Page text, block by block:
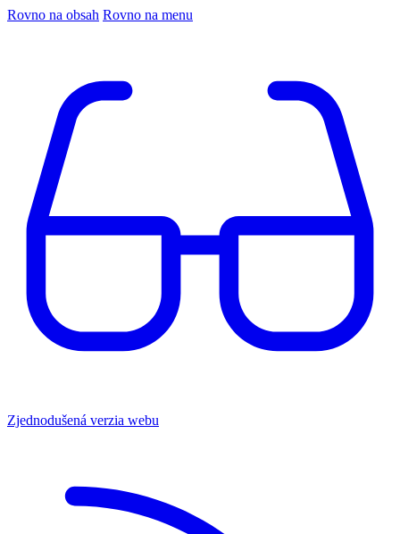
Rovno na obsah Rovno na menu
Zjednodušená verzia webu